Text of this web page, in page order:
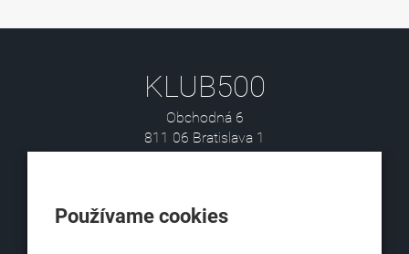
KLUB500
Obchodná 6
811 06 Bratislava 1
office@klub500.sk
Používame cookies